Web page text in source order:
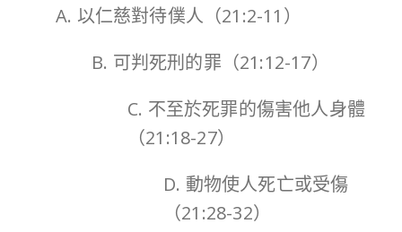
A. 以仁慈對待僕人（21:2-11）
B. 可判死刑的罪（21:12-17）
C. 不至於死罪的傷害他人身體
（21:18-27）
D. 動物使人死亡或受傷
（21:28-32）